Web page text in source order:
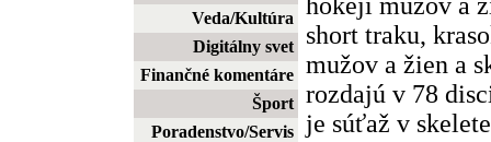
Veda/Kultúra
Digitálny svet
Finančné komentáre
Šport
Poradenstvo/Servis
short traku,
mužov a žien a
rozdajú v 78
je súťaž v